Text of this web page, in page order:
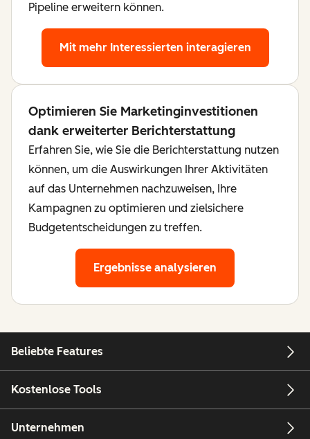
Pipeline erweitern können.
Mit mehr Interessierten interagieren
Optimieren Sie Marketinginvestitionen
dank erweiterter Berichterstattung
Erfahren Sie, wie Sie die Berichterstattung nutzen
können, um die Auswirkungen Ihrer Aktivitäten
auf das Unternehmen nachzuweisen, Ihre
Kampagnen zu optimieren und zielsichere
Budgetentscheidungen zu treffen.
Ergebnisse analysieren
Beliebte Features
Kostenlose Tools
Unternehmen